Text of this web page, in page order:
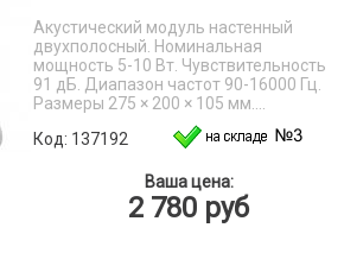
Акустический модуль настенный
двухполосный. Номинальная
мощность 5-10 Вт. Чувствительность
91 дБ. Диапазон частот 90-16000 Гц.
Размеры 275 × 200 × 105 мм....
Код: 137192
Ваша цена:
2 780 руб